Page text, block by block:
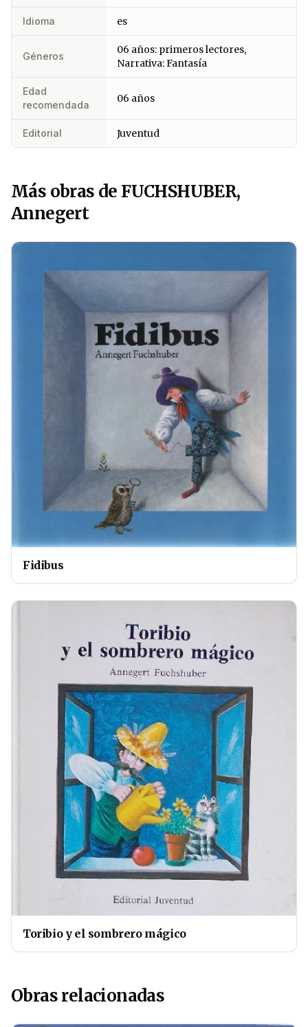
Idioma es
Géneros
06 años: primeros lectores,
Narrativa: Fantasía
Edad
recomendada
06 años
Editorial Juventud
Más obras de FUCHSHUBER,
Annegert
Fidibus
Toribio y el sombrero mágico
Obras relacionadas